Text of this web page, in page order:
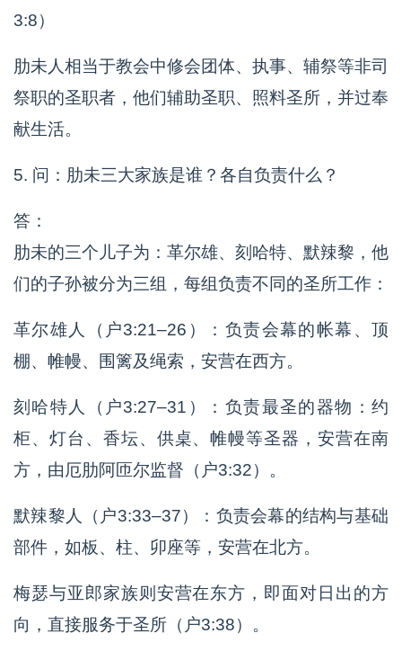
3:8）
肋未人相当于教会中修会团体、执事、辅祭等非司
祭职的圣职者，他们辅助圣职、照料圣所，并过奉
献生活。
5. 问：肋未三大家族是谁？各自负责什么？
答：
肋未的三个儿子为：革尔雄、刻哈特、默辣黎，他
们的子孙被分为三组，每组负责不同的圣所工作：
革尔雄人（户3:21–26）：负责会幕的帐幕、顶
棚、帷幔、围篱及绳索，安营在西方。
刻哈特人（户3:27–31）：负责最圣的器物：约
柜、灯台、香坛、供桌、帷幔等圣器，安营在南
方，由厄肋阿匝尔监督（户3:32）。
默辣黎人（户3:33–37）：负责会幕的结构与基础
部件，如板、柱、卯座等，安营在北方。
梅瑟与亚郎家族则安营在东方，即面对日出的方
向，直接服务于圣所（户3:38）。